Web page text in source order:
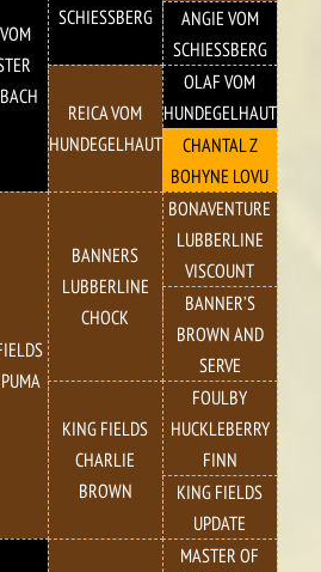
SCHIESSBERG
ANGIE VOM
SCHIESSBERG
REICA VOM
HUNDEGELHAUT
OLAF VOM
HUNDEGELHAUT
CHANTAL Z
BOHYNE LOVU
BANNERS
LUBBERLINE
CHOCK
BONAVENTURE
LUBBERLINE
VISCOUNT
BANNER’S
BROWN AND
SERVE
KING FIELDS
CHARLIE
BROWN
FOULBY
HUCKLEBERRY
FINN
KING FIELDS
UPDATE
MASTER OF